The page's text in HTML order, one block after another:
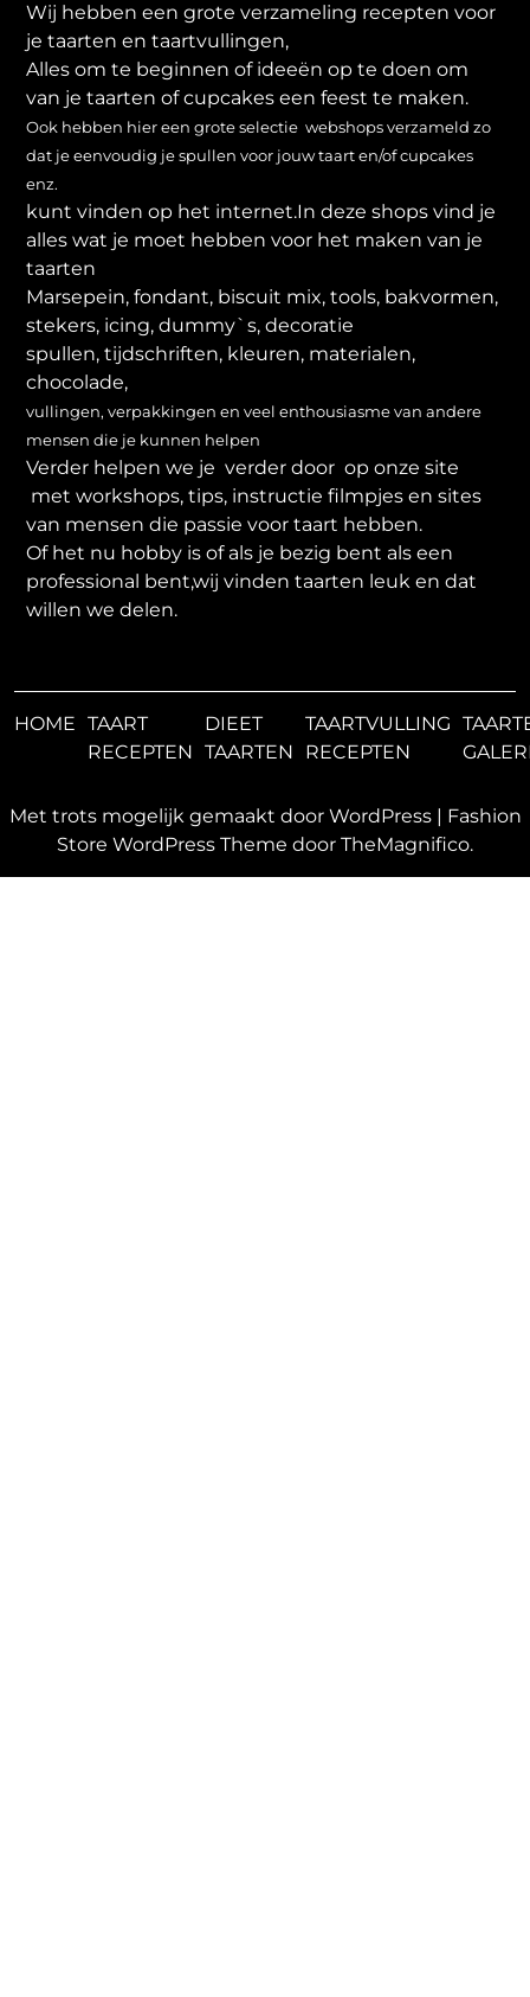
Wij hebben een grote verzameling recepten voor
je taarten en taartvullingen,
Alles om te beginnen of ideeën op te doen om
van je taarten of cupcakes een feest te maken.
Ook hebben hier een grote selectie webshops verzameld zo
dat je eenvoudig je spullen voor jouw taart en/of cupcakes
enz.
kunt vinden op het internet.In deze shops vind je
alles wat je moet hebben voor het maken van je
taarten
Marsepein, fondant, biscuit mix, tools, bakvormen,
stekers, icing, dummy`s, decoratie
spullen, tijdschriften, kleuren, materialen,
chocolade,
vullingen, verpakkingen en veel enthousiasme van andere
mensen die je kunnen helpen
Verder helpen we je verder door op onze site
met workshops, tips, instructie filmpjes en sites
van mensen die passie voor taart hebben.
Of het nu hobby is of als je bezig bent als een
professional bent,wij vinden taarten leuk en dat
willen we delen.
HOME TAART
RECEPTEN
DIEET
TAARTEN
TAARTVULLING
RECEPTEN
Met trots mogelijk gemaakt door WordPress | Fashion
Store WordPress Theme door TheMagnifico.